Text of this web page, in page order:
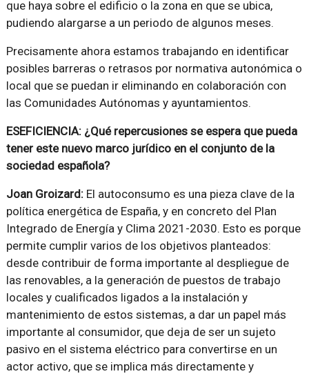
que haya sobre el edificio o la zona en que se ubica,
pudiendo alargarse a un periodo de algunos meses.
Precisamente ahora estamos trabajando en identificar
posibles barreras o retrasos por normativa autonómica o
local que se puedan ir eliminando en colaboración con
las Comunidades Autónomas y ayuntamientos.
ESEFICIENCIA: ¿Qué repercusiones se espera que pueda
tener este nuevo marco jurídico en el conjunto de la
sociedad española?
Joan Groizard:El autoconsumo es una pieza clave de la
política energética de España, y en concreto del Plan
Integrado de Energía y Clima 2021-2030. Esto es porque
permite cumplir varios de los objetivos planteados:
desde contribuir de forma importante al despliegue de
las renovables, a la generación de puestos de trabajo
locales y cualificados ligados a la instalación y
mantenimiento de estos sistemas, a dar un papel más
importante al consumidor, que deja de ser un sujeto
pasivo en el sistema eléctrico para convertirse en un
actor activo, que se implica más directamente y